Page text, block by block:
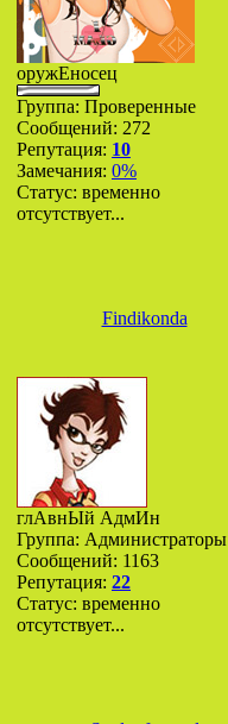
оружЕносец
Группа: Проверенные
Сообщений: 272
Репутация: 10
Замечания: 0%
Статус: временно
отсутствует...
Findikonda
глАвнЫй АдмИн
Группа: Администраторы
Сообщений: 1163
Репутация: 22
Статус: временно
отсутствует...